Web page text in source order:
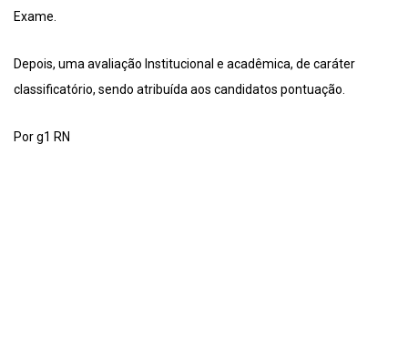
Exame.
Depois, uma avaliação Institucional e acadêmica, de caráter
classificatório, sendo atribuída aos candidatos pontuação.
Por g1 RN